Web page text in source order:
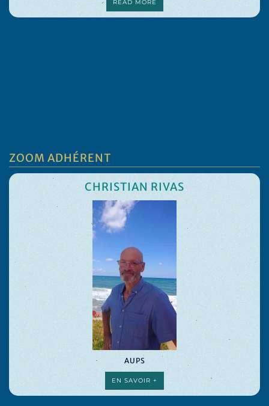
READ MORE
ZOOM ADHÉRENT
CHRISTIAN RIVAS
AUPS
EN SAVOIR +